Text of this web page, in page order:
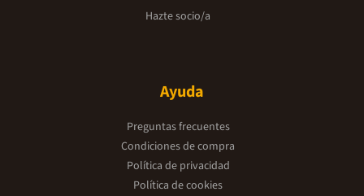
Hazte socio/a
Ayuda
Preguntas frecuentes
Condiciones de compra
Política de privacidad
Política de cookies